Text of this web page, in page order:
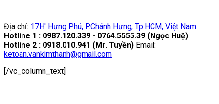
Địa chỉ: 17H' Hưng Phú, P.Chánh Hưng, Tp.HCM, Việt Nam
Hotline 1 : 0987.120.339 - 0764.5555.39 (Ngọc Huệ)
Hotline 2 : 0918.010.941 (Mr. Tuyền) Email:
ketoan.vankimthanh@gmail.com
[/vc_column_text]